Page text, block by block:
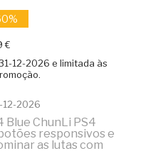
€
12-2026 e limitada às
12-2026
Blue ChunLi PS4
responsivos e
as lutas com